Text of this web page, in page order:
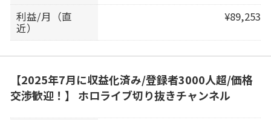
利益/月（直
近）
¥89,253
【2025年7月に収益化済み/登録者3000人超/価格
交渉歓迎！】 ホロライブ切り抜きチャンネル